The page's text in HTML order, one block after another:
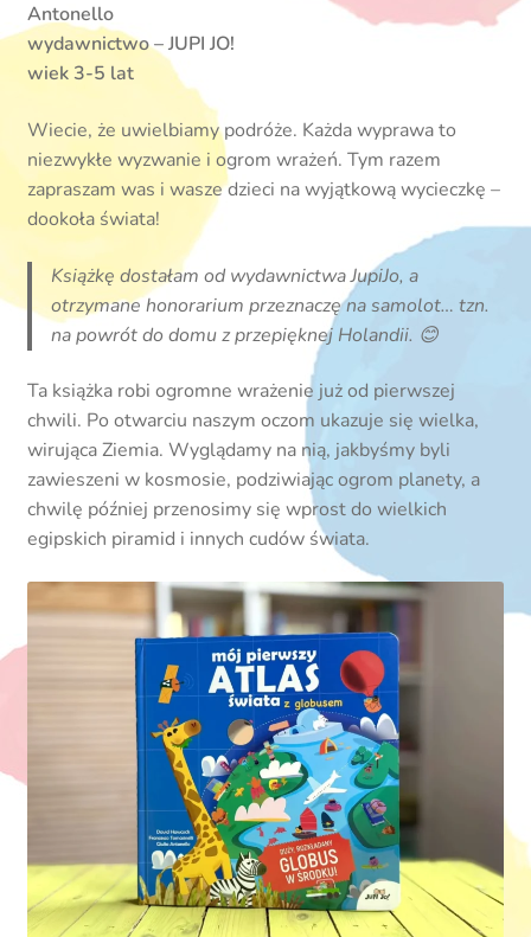
Antonello
wydawnictwo – JUPI JO!
wiek 3-5 lat
Wiecie, że uwielbiamy podróże. Każda wyprawa to
niezwykłe wyzwanie i ogrom wrażeń. Tym razem
zapraszam was i wasze dzieci na wyjątkową wycieczkę –
dookoła świata!
Książkę dostałam od wydawnictwa JupiJo, a
otrzymane honorarium przeznaczę na samolot… tzn.
na powrót do domu z przepięknej Holandii. 😊
Ta książka robi ogromne wrażenie już od pierwszej
chwili. Po otwarciu naszym oczom ukazuje się wielka,
wirująca Ziemia. Wyglądamy na nią, jakbyśmy byli
zawieszeni w kosmosie, podziwiając ogrom planety, a
chwilę później przenosimy się wprost do wielkich
egipskich piramid i innych cudów świata.